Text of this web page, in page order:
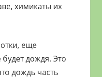
химикаты их
еще
дождя. Это
дождь часть